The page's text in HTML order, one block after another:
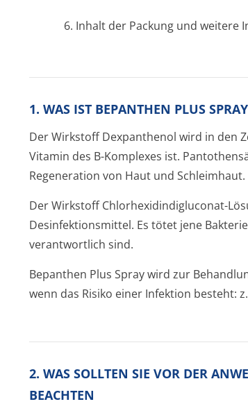
6. Inhalt der Packung und weitere
1. WAS IST BEPANTHEN PLUS
Der Wirkstoff Dexpanthenol wird in den
Vitamin des B-Komplexes ist.
Regeneration von Haut und Schleimhaut.
Der Wirkstoff Chlorhexidindi­gluconat-
Desinfektionsmit­tel. Es tötet jene
verantwortlich sin­d.
Bepanthen Plus Spray wird zur
wenn das Risiko einer Infektion besteht:
2. WAS SOLLTEN SIE VOR DER
BEACHTEN